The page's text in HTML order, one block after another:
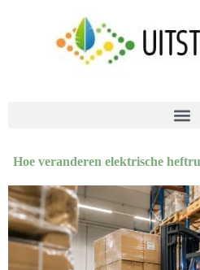
Hoe veranderen elektrische